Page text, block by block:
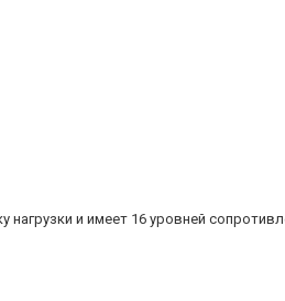
и имеет 16 уровней